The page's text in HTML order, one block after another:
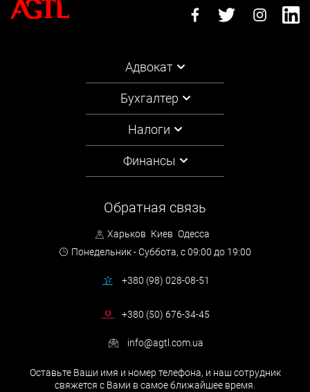
Адвокат
Бухгалтер
Налоги
Финансы
Обратная связь
Харьков Киев Одесса
Понедельник - Суббота, с 09:00 до 19:00
+380 (98) 028-08-51
+380 (50) 676-34-45
info@agtl.com.ua
Оставьте Ваши имя и номер телефона, и наш сотрудник
свяжется с Вами в самое ближайшее время.